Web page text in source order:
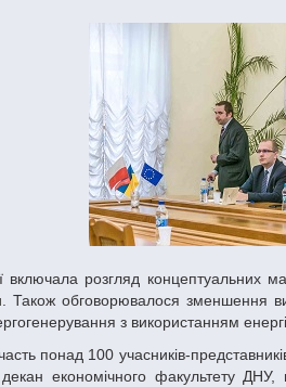
Також обговорювалося зменшення
з використанням
декан економічного факультету